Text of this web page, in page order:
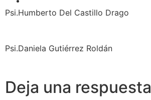
Psi.Humberto Del Castillo Drago
Psi.Daniela Gutiérrez Roldán
Deja una respuesta